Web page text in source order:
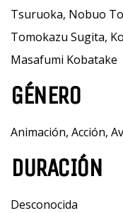
Tsuruoka, Nobuo
Tomokazu Sugita,
Masafumi Kobatake
GÉNERO
Animación, Acción,
DURACIÓN
Desconocida